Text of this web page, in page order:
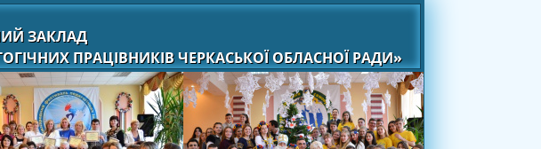
ЗАКЛАД
ПРАЦІВНИКІВ ЧЕРКАСЬКОЇ ОБЛАСНОЇ РАДИ»